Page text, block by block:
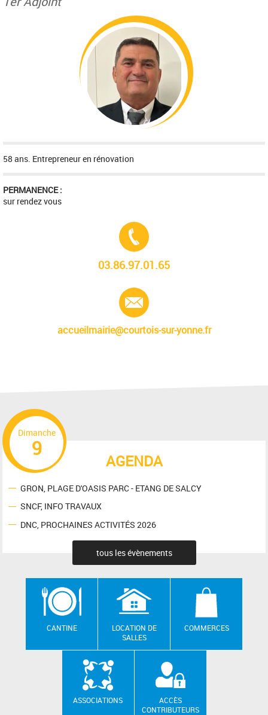
58 ans. Entrepreneur en rénovation
PERMANENCE :
sur rendez vous
03.86.97.01.65
accueilmairie@courtois-sur-yonne.fr
AGENDA
Dimanche
9
GRON, PLAGE D'OASIS PARC - ETANG DE SALCY
SNCF, INFO TRAVAUX
DNC, PROCHAINES ACTIVITÉS 2026
tous les évènements
CANTINE
LOCATION DE
SALLES
COMMERCES
ASSOCIATIONS
ACCÈS
CONTRIBUTEURS